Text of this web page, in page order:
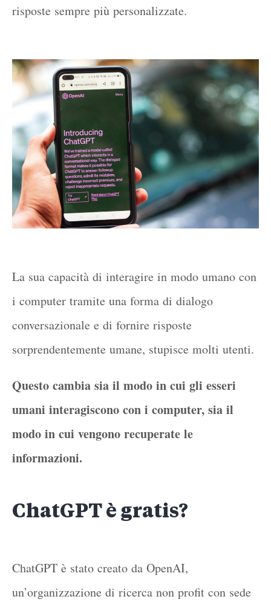
risposte sempre più personalizzate.
La sua capacità di interagire in modo umano con
i computer tramite una forma di dialogo
conversazionale e di fornire risposte
sorprendentemente umane, stupisce molti utenti.
Questo cambia sia il modo in cui gli esseri
umani interagiscono con i computer, sia il
modo in cui vengono recuperate le
informazioni.
ChatGPT è gratis?
ChatGPT è stato creato da OpenAI,
un’organizzazione di ricerca non profit con sede